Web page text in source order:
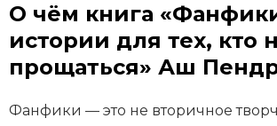
О чём книга
истории для тех, кто
прощаться» Аш
Фанфики — это не вторичное